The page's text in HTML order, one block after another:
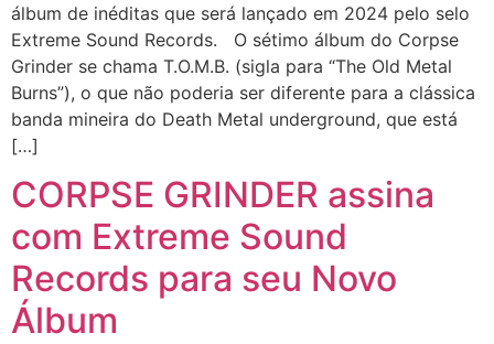
álbum de inéditas que será lançado em 2024 pelo selo
Extreme Sound Records. O sétimo álbum do Corpse
Grinder se chama T.O.M.B. (sigla para “The Old Metal
Burns”), o que não poderia ser diferente para a clássica
banda mineira do Death Metal underground, que está
[…]
CORPSE GRINDER assina
com Extreme Sound
Records para seu Novo
Álbum